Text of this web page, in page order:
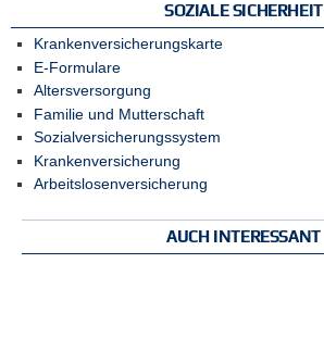
SOZIALE SICHERHEIT
Krankenversicherungskarte
E-Formulare
Altersversorgung
Familie und Mutterschaft
Sozialversicherungssystem
Krankenversicherung
Arbeitslosenversicherung
AUCH INTERESSANT